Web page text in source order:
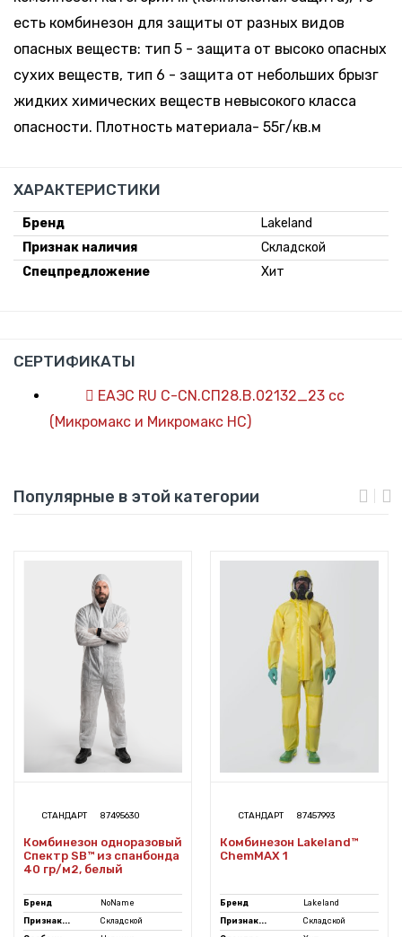
есть комбинезон для защиты от разных видов
опасных веществ: тип 5 - защита от высоко опасных
сухих веществ, тип 6 - защита от небольших брызг
жидких химических веществ невысокого класса
опасности. Плотность материала- 55г/кв.м
ХАРАКТЕРИСТИКИ
Бренд
Lakeland
Признак наличия
Складской
Спецпредложение
Хит
СЕРТИФИКАТЫ
ЕАЭС RU С-CN.СП28.В.02132_23 сс
(Микромакс и Микромакс НС)
Популярные в этой категории
СТАНДАРТ 87495630
Комбинезон одноразовый
Спектр SB™ из спанбонда
40 гр/м2, белый
Бренд
NoName
Признак...
Складской
СТАНДАРТ 87457993
Комбинезон Lakeland™
ChemMAX 1
Бренд
Lakeland
Признак...
Складской